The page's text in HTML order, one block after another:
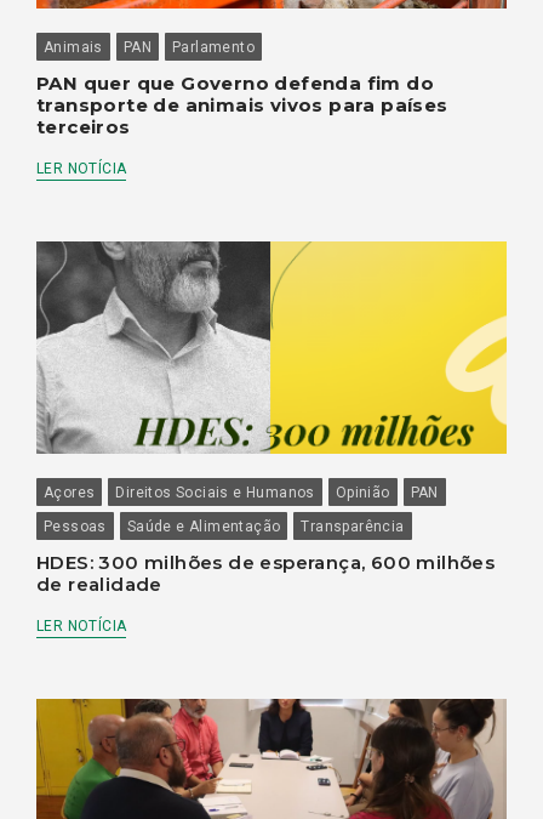
Animais PAN Parlamento
PAN quer que Governo defenda fim do
transporte de animais vivos para países
terceiros
LER NOTÍCIA
Açores Direitos Sociais e Humanos Opinião
PAN
Pessoas
Saúde e Alimentação Transparência
HDES: 300 milhões de esperança, 600 milhões
de realidade
LER NOTÍCIA